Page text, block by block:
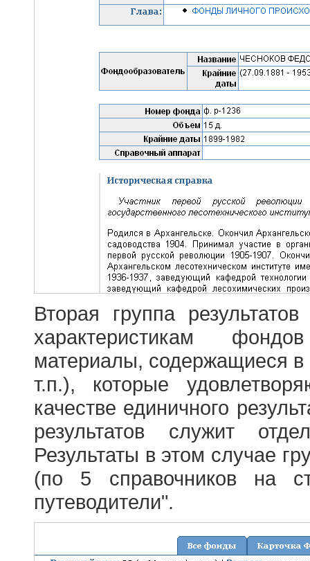
Вторая группа
характеристикам
материалы, содержащиеся в
т.п.), которые
качестве единичного
результатов служит
Результаты в этом случае
(по 5 справочников на
путеводители".